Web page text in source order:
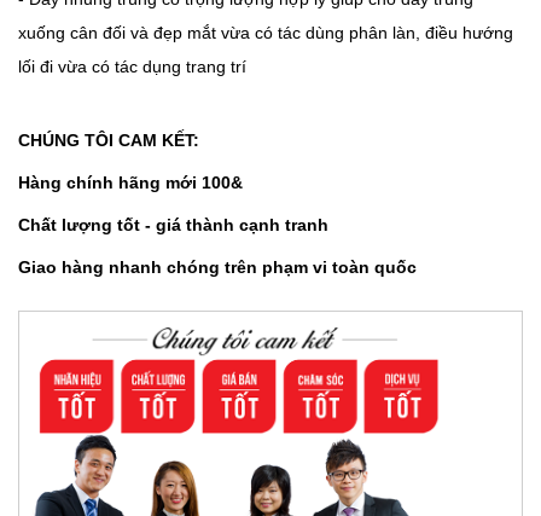
xuống cân đối và đẹp mắt vừa có tác dùng phân làn, điều hướng
lối đi vừa có tác dụng trang trí
CHÚNG TÔI CAM KẾT:
Hàng chính hãng mới 100&
Chất lượng tốt - giá thành cạnh tranh
Giao hàng nhanh chóng trên phạm vi toàn quốc